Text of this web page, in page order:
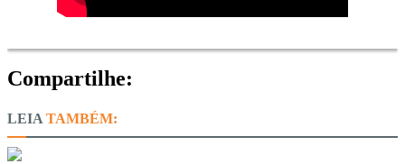
Compartilhe:
TAMBÉM: